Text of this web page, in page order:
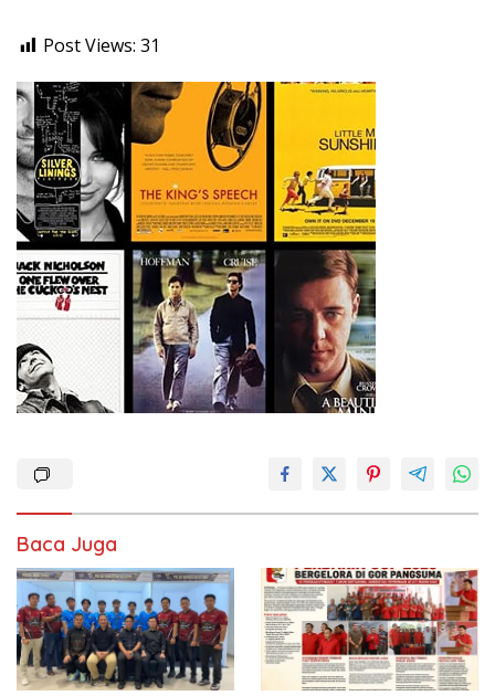
Post Views: 31
Baca Juga